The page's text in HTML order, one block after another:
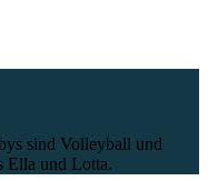
sind Volleyball und
Ella und Lotta.